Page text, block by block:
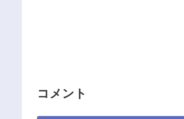
コメント